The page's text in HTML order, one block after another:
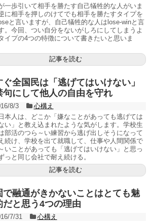
一歩引いて相手を勝たす自己犠牲的な人がいま
に相手を押しのけてでも相手を勝たすタイプを
と言いますが、自己犠牲的な人はlose-winと言
。今回、つい自分をないがしろにしてしまうよ
イプの4つの特徴について書きたいと思いま
記事を読む
ぐ全国民は「逃げてはいけない」
句にして他人の自由を守れ
8/3
心構え
本人は、どこか「嫌なことがあっても逃げては
い」と教え込まれたような気がします。学校生
部活のつら～い練習から逃げ出しそうになって
続け、学校を出て就職して、仕事や人間関係で
いことがあっても「逃げてはいけない」と思っ
っと同じ会社で耐え続ける。
記事を読む
で融通がきかないことはとても魅
だと思う4つの理由
7/31
心構え